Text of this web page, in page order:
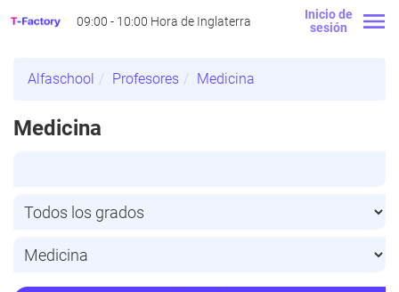
Inicio de
sesión
09:00 - 10:00 Hora de Inglaterra
Alfaschool Profesores Medicina
Medicina